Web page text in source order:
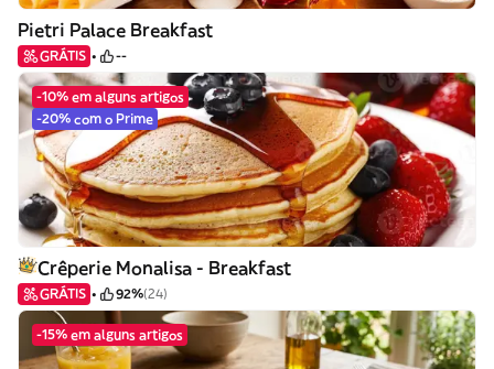
Pietri Palace Breakfast
GRÁTIS --
-10% em alguns artigos
-20% com o Prime
Crêperie Monalisa - Breakfast
GRÁTIS 92%(24)
-15% em alguns artigos